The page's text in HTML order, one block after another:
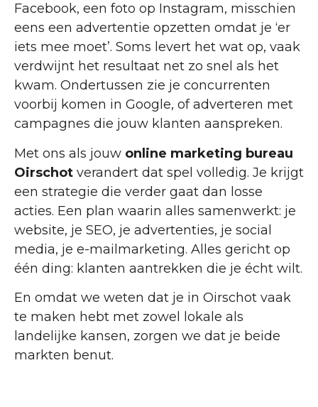
Facebook, een foto op Instagram, misschien
eens een advertentie opzetten omdat je ‘er
iets mee moet’. Soms levert het wat op, vaak
verdwijnt het resultaat net zo snel als het
kwam. Ondertussen zie je concurrenten
voorbij komen in Google, of adverteren met
campagnes die jouw klanten aanspreken.
Met ons als jouw online marketing bureau
Oirschot verandert dat spel volledig. Je krijgt
een strategie die verder gaat dan losse
acties. Een plan waarin alles samenwerkt: je
website, je SEO, je advertenties, je social
media, je e-mailmarketing. Alles gericht op
één ding: klanten aantrekken die je écht wilt.
En omdat we weten dat je in Oirschot vaak
te maken hebt met zowel lokale als
landelijke kansen, zorgen we dat je beide
markten benut.